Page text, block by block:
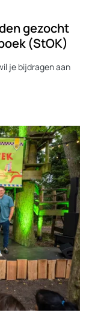
gezocht
(StOK)
je bijdragen aan